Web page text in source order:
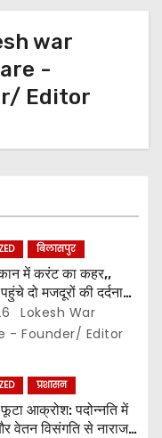
war
-
Editor
बिलासपुर
में करंट का कहर,,
दो मजदूरों की दर्दनाक
पर उठे सवाल…
Lokesh War
- Founder/ Editor
प्रशासन
फूटा आक्रोश: पदोन्नति में
वेतन विसंगति से नाराज,,